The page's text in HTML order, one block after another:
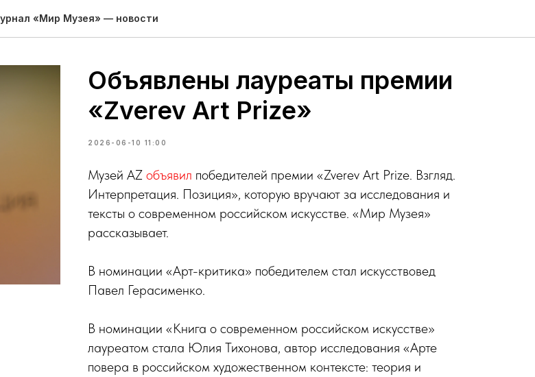
«Мир Музея» — новости
Объявлены лауреаты премии
«Zverev Art Prize»
2026-06-10 11:00
Музей AZ объявил победителей премии «Zverev Art Prize. Взгляд.
Интерпретация. Позиция», которую вручают за исследования и
тексты о современном российском искусстве. «Мир Музея»
рассказывает.
В номинации «Арт-критика» победителем стал искусствовед
Павел Герасименко.
В номинации «Книга о современном российском искусстве»
лауреатом стала Юлия Тихонова, автор исследования «Арте
повера в российском художественном контексте: теория и